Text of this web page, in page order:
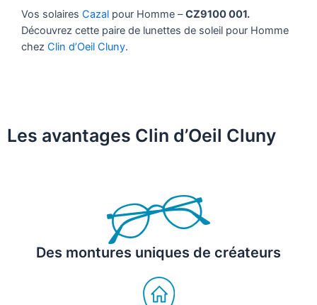
Vos solaires Cazal pour Homme –CZ9100 001.
Découvrez cette paire de lunettes de soleil pour Homme
chez Clin d’Oeil Cluny.
Les avantages Clin d’Oeil Cluny
Des montures uniques de créateurs